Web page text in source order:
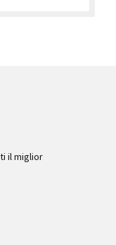
il miglior